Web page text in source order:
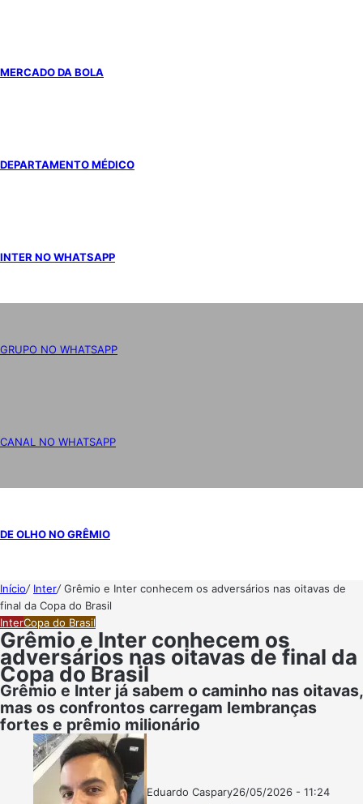
MERCADO DA BOLA
DEPARTAMENTO MÉDICO
INTER NO WHATSAPP
GRUPO NO WHATSAPP
CANAL NO WHATSAPP
DE OLHO NO GRÊMIO
Início/ Inter/Grêmio e Inter conhecem os adversários nas oitavas de
final da Copa do Brasil
InterCopa do Brasil
Grêmio e Inter conhecem os
adversários nas oitavas de final da
Copa do Brasil
Grêmio e Inter já sabem o caminho nas oitavas,
mas os confrontos carregam lembranças
fortes e prêmio milionário
Eduardo CasparyFollow
Mande
26/05/2026 - 11:24